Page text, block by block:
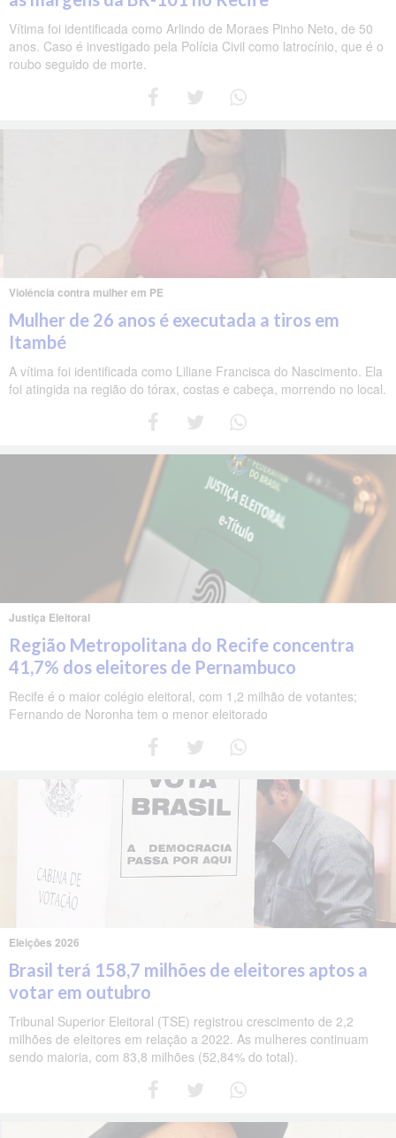
Vítima foi identificada como Arlindo de Moraes Pinho Neto, de 50
anos. Caso é investigado pela Polícia Civil como latrocínio, que é o
roubo seguido de morte.
Violência contra mulher em PE
Mulher de 26 anos é executada a tiros em
Itambé
A vítima foi identificada como Liliane Francisca do Nascimento. Ela
foi atingida na região do tórax, costas e cabeça, morrendo no local.
Justiça Eleitoral
Região Metropolitana do Recife concentra
41,7% dos eleitores de Pernambuco
Recife é o maior colégio eleitoral, com 1,2 milhão de votantes;
Fernando de Noronha tem o menor eleitorado
Eleições 2026
Brasil terá 158,7 milhões de eleitores aptos a
votar em outubro
Tribunal Superior Eleitoral (TSE) registrou crescimento de 2,2
milhões de eleitores em relação a 2022. As mulheres continuam
sendo maioria, com 83,8 milhões (52,84% do total).